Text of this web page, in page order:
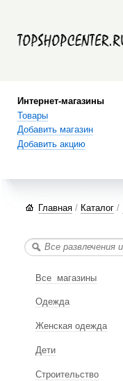
Интернет-магазины
Товары
Добавить магазин
Добавить акцию
Главная / Каталог /
Все магазины
Одежда
Женская одежда
Дети
Строительство